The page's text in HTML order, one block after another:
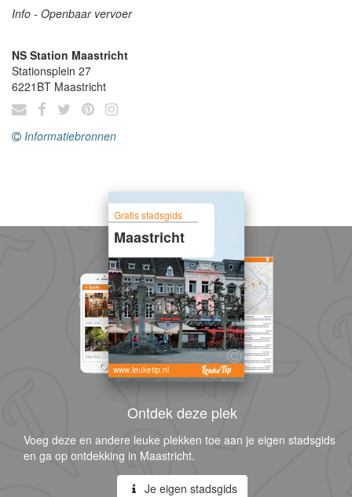
Info - Openbaar vervoer
NS Station Maastricht
Stationsplein 27
6221BT Maastricht
Informatiebronnen
Gratis stadsgids
Maastricht
www.leuketip.nl
Ontdek deze plek
Voeg deze en andere leuke plekken toe aan je eigen stadsgids
en ga op ontdekking in Maastricht.
Je eigen stadsgids